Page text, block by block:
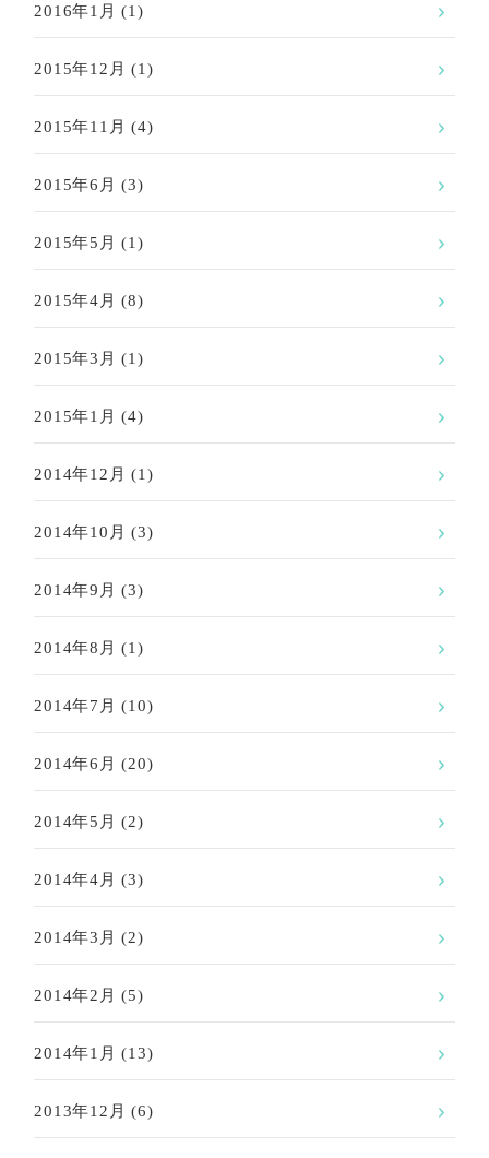
2016年1月 (1)
2015年12月 (1)
2015年11月 (4)
2015年6月 (3)
2015年5月 (1)
2015年4月 (8)
2015年3月 (1)
2015年1月 (4)
2014年12月 (1)
2014年10月 (3)
2014年9月 (3)
2014年8月 (1)
2014年7月 (10)
2014年6月 (20)
2014年5月 (2)
2014年4月 (3)
2014年3月 (2)
2014年2月 (5)
2014年1月 (13)
2013年12月 (6)